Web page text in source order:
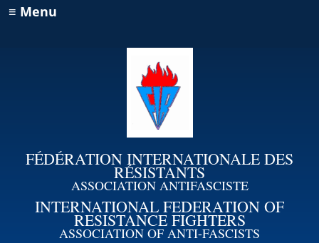
≡ Menu
FÉDÉRATION INTERNATIONALE DES
RÉSISTANTS
ASSOCIATION ANTIFASCISTE
INTERNATIONAL FEDERATION OF
RESISTANCE FIGHTERS
ASSOCIATION OF ANTI-FASCISTS